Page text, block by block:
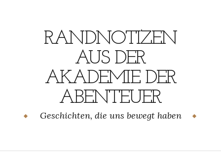
RANDNOTIZEN
AUS DER
AKADEMIE DER
ABENTEUER
Geschichten, die uns bewegt haben